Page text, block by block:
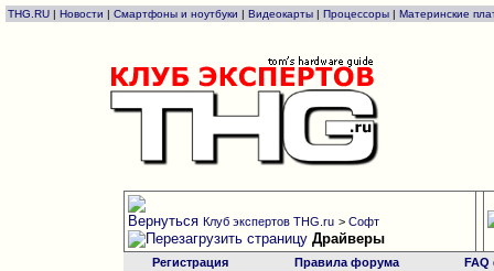
THG.RU | Новости | Смартфоны и ноутбуки | Видеокарты | Процессоры | Материнские
Клуб экспертов THG.ru > Софт
Драйверы
Регистрация Правила форума